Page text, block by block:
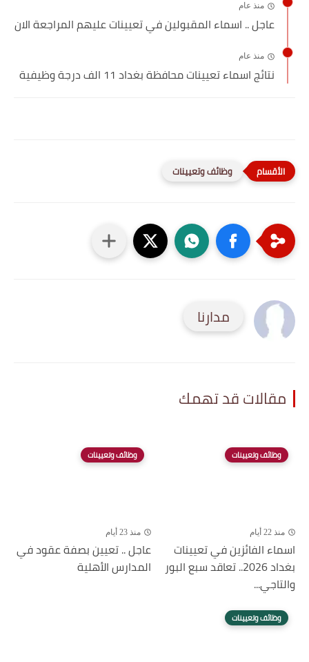
منذ عام
عاجل .. اسماء المقبولين في تعيينات عليهم المراجعة الان
منذ عام
نتائج اسماء تعيينات محافظة بغداد 11 الف درجة وظيفية
وظائف وتعيينات
مدارنا
مقالات قد تهمك
وظائف وتعيينات
منذ 22 أيام
اسماء الفائزين في تعيينات
بغداد 2026.. تعاقد سبع البور
والتاجي...
وظائف وتعيينات
منذ 23 أيام
عاجل .. تعيين بصفة عقود في
المدارس الأهلية
وظائف وتعيينات